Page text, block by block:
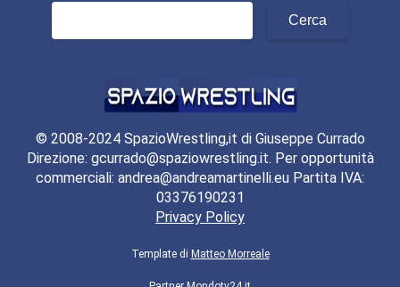
Ricerca
© 2008-2024 SpazioWrestling,it di Giuseppe Currado
Direzione: gcurrado@spaziowrestling.it. Per opportunità
commerciali: andrea@andreamartinelli.eu Partita IVA:
03376190231
Privacy Policy
Template di Matteo Morreale